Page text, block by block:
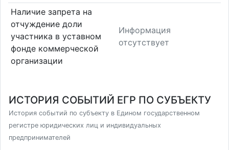
Наличие запрета на
отчуждение доли
участника в уставном
фонде коммерческой
организации
Информация
отсутствует
ИСТОРИЯ СОБЫТИЙ ЕГР ПО СУБЪЕКТУ
История событий по субъекту в Едином государственном
регистре юридических лиц и индивидуальных
предпринимателей